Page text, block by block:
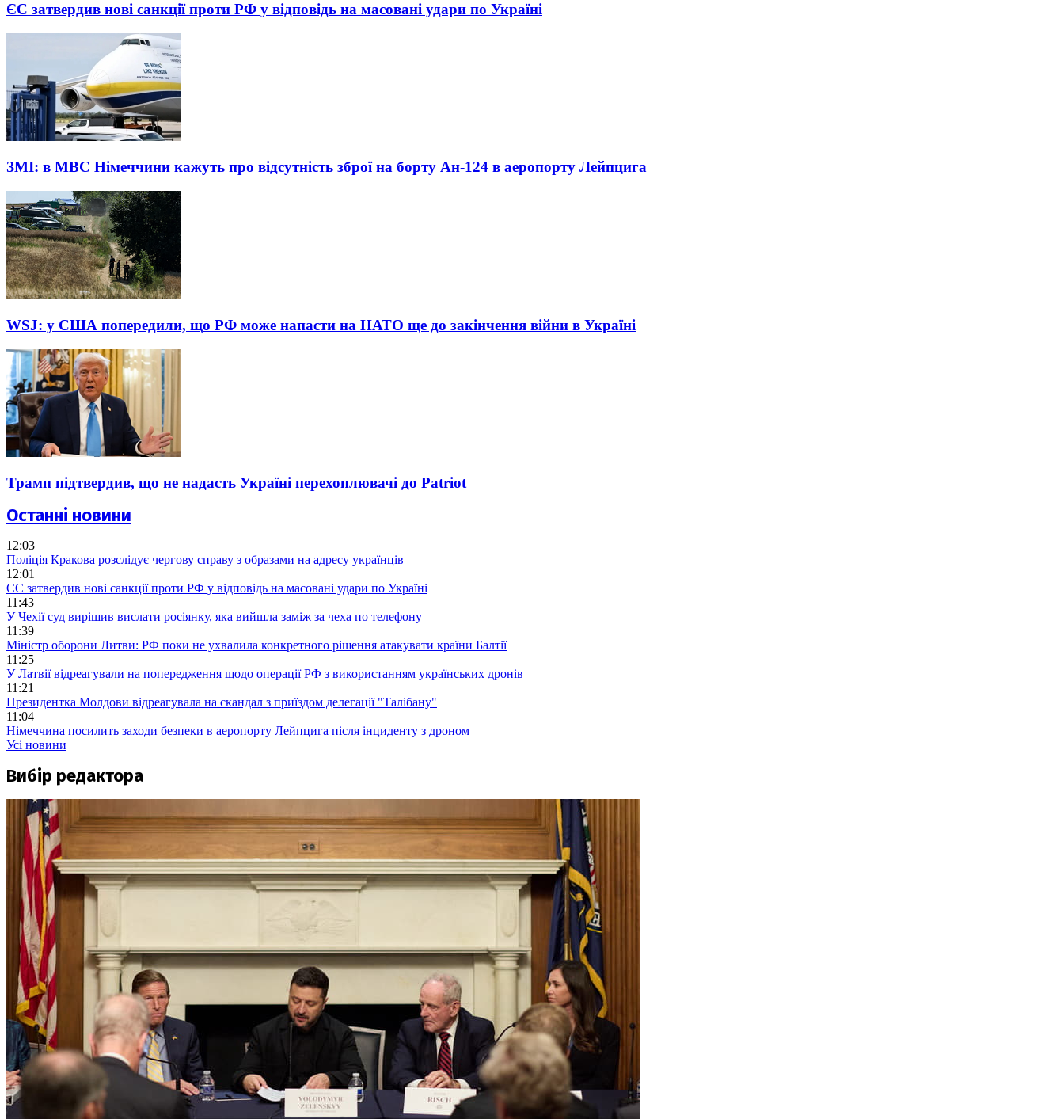
ЄС затвердив нові санкції проти РФ у відповідь на масовані удари по Україні
ЗМІ: в МВС Німеччини кажуть про відсутність зброї на борту Ан-124 в аеропорту Лейпцига
WSJ: у США попередили, що РФ може напасти на НАТО ще до закінчення війни в Україні
Трамп підтвердив, що не надасть Україні перехоплювачі до Patriot
Останні новини
12:03
Поліція Кракова розслідує чергову справу з образами на адресу українців
12:01
ЄС затвердив нові санкції проти РФ у відповідь на масовані удари по Україні
11:43
У Чехії суд вирішив вислати росіянку, яка вийшла заміж за чеха по телефону
11:39
Міністр оборони Литви: РФ поки не ухвалила конкретного рішення атакувати країни Балтії
11:25
У Латвії відреагували на попередження щодо операції РФ з використанням українських дронів
11:21
Президентка Молдови відреагувала на скандал з приїздом делегації "Талібану"
11:04
Німеччина посилить заходи безпеки в аеропорту Лейпцига після інциденту з дроном
Усі новини
Вибір редактора